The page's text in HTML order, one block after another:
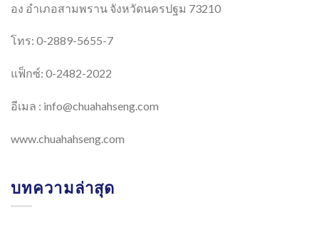
อง อำเภอสามพราน จังหวัดนครปฐม 73210
โทร: 0-2889-5655-7
แฟ็กซ์: 0-2482-2022
อีเมล : info@chuahahseng.com
www.chuahahseng.com
บทความล่าสุด